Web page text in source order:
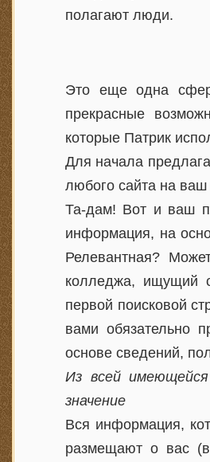
полагают люди.
Это еще одна
прекрасные
которые Патрик
Для начала
любого сайта на
Та-дам! Вот и ваш
информация, на
Релевантная?
колледжа, ищущий
первой поисковой
вами обязательно
основе сведений,
Из всей
значение
Вся информация,
размещают о вас